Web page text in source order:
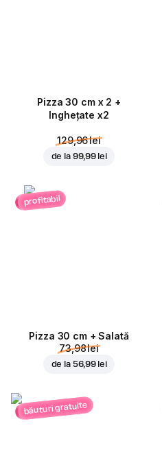
Pizza 30 cm x 2 +
Inghețate x2
129,96 lei
de la 99,99 lei
profitabil
Pizza 30 cm + Salată
73,98 lei
de la 56,99 lei
băuturi gratuite